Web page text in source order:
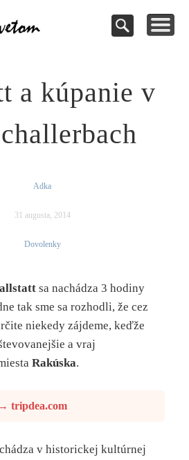
Cestovanie a
dovolenky
s namisa
vycestovať
a kúpanie v
Adka
31 augusta, 2014
Dovolenky
sa nachádza 3 hodiny
tak sme sa rozhodli, že cez
niekedy zájdeme, keďže
a vraj
Rakúska.
→ tripdea.com
v historickej kultúrnej